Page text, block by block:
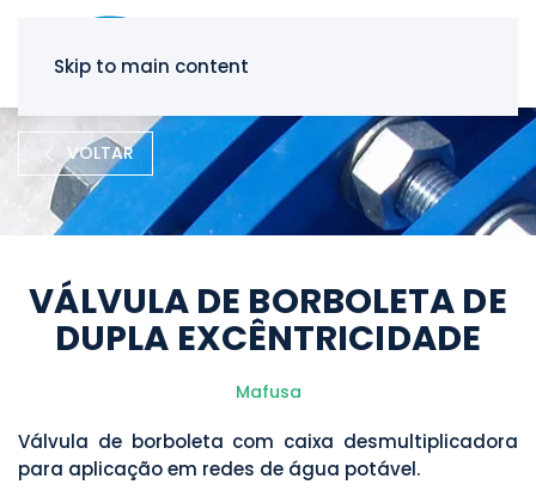
Skip to main content
VOLTAR
VÁLVULA DE BORBOLETA DE
DUPLA EXCÊNTRICIDADE
Mafusa
Válvula de borboleta com caixa desmultiplicadora
para aplicação em redes de água potável.